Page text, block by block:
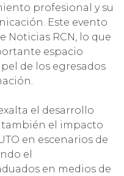
profesional y su
Este evento
RCN, lo que
espacio
de los egresados
el desarrollo
también el impacto
en escenarios de
el
en medios de